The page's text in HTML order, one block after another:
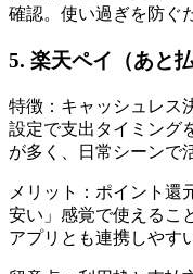
確認。使い過ぎを防ぐ
5. 楽天ペイ（あと払
特徴：キャッシュレス
設定で支出タイミング
が多く、日常シーンで
メリット：ポイント還
安い」感覚で使えるこ
アプリとも連携しやす